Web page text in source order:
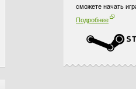
сможете начать
Подробнее